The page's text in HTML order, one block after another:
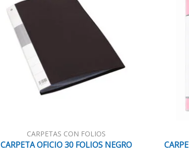
CARPETAS CON FOLIOS
CARPETA OFICIO 30 FOLIOS NEGRO